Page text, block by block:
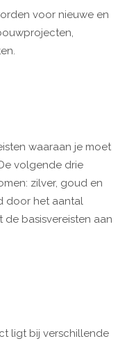
voor nieuwe en
waaraan je moet
volgende drie
zilver, goud en
door het aantal
de basisvereisten aan
ligt bij verschillende